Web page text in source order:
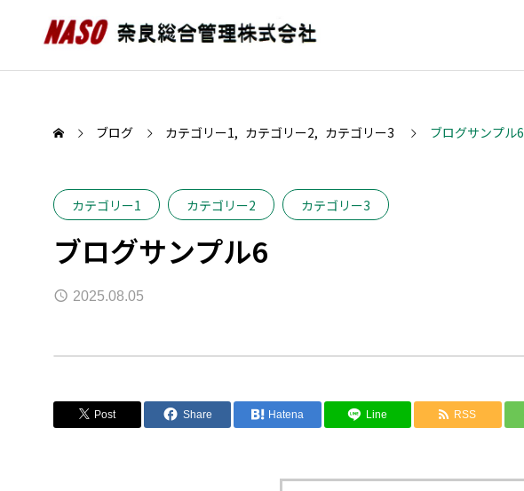
ブログ カテゴリー1 カテゴリー2 カテゴリー3 ブログサンプル6
カテゴリー1 カテゴリー2 カテゴリー3
ブログサンプル6
2025.08.05
Post Share Hatena Line RSS